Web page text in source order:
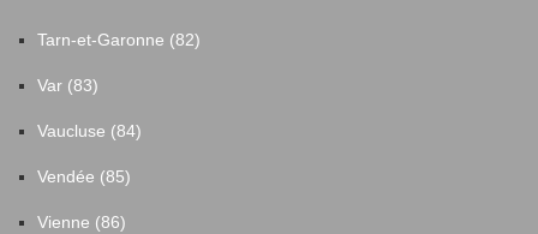
Tarn-et-Garonne (82)
Var (83)
Vaucluse (84)
Vendée (85)
Vienne (86)